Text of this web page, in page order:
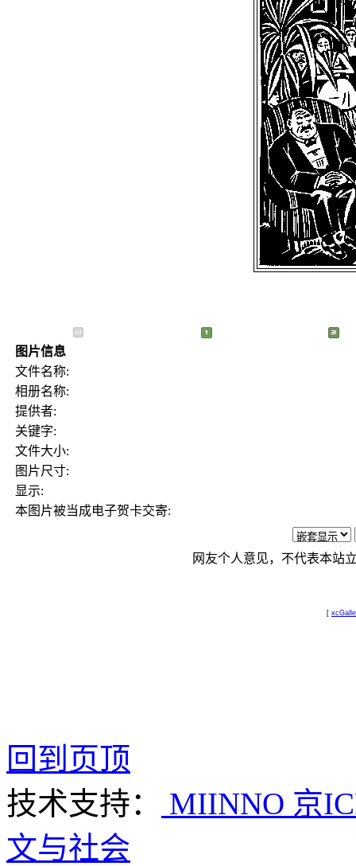
图片信息
文件名称:
相册名称:
提供者:
关键字:
文件大小:
图片尺寸:
显示:
本图片被当成电子贺卡交寄:
网友个人意见，不代表本站
[
回到页顶
技术支持：
MIINNO 京
文与社会